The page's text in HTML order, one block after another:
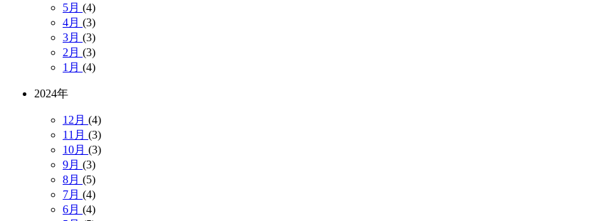
5月 (4)
4月 (3)
3月 (3)
2月 (3)
1月 (4)
2024年
12月 (4)
11月 (3)
10月 (3)
9月 (3)
8月 (5)
7月 (4)
6月 (4)